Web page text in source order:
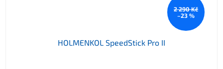
2 290 Kč
–23 %
HOLMENKOL SpeedStick Pro II